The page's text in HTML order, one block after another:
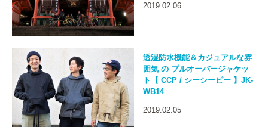
2019.02.06
透湿防水機能＆カジュアルな雰
囲気 の プルオーバージャケッ
ト【 CCP / シーシーピー 】JK-
WB14
2019.02.05